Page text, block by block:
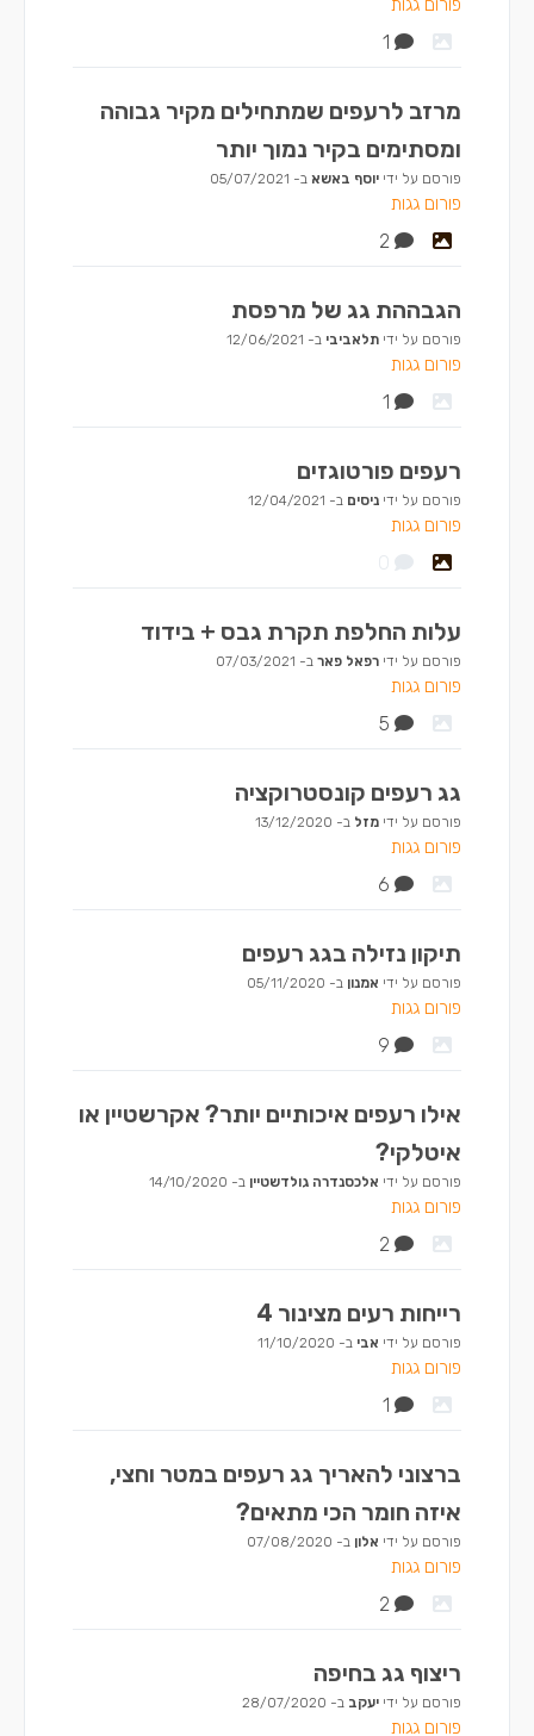
פורום גגות
1
מרזב לרעפים שמתחילים מקיר גבוהה
ומסתימים בקיר נמוך יותר
פורסם על ידי יוסף באשא ב- 05/07/2021
פורום גגות
2
הגבההת גג של מרפסת
פורסם על ידי תלאביבי ב- 12/06/2021
פורום גגות
1
רעפים פורטוגזים
פורסם על ידי ניסים ב- 12/04/2021
פורום גגות
0
עלות החלפת תקרת גבס + בידוד
פורסם על ידי רפאל פאר ב- 07/03/2021
פורום גגות
5
גג רעפים קונסטרוקציה
פורסם על ידי מזל ב- 13/12/2020
פורום גגות
6
תיקון נזילה בגג רעפים
פורסם על ידי אמנון ב- 05/11/2020
פורום גגות
9
אילו רעפים איכותיים יותר? אקרשטיין או
איטלקי?
פורסם על ידי אלכסנדרה גולדשטיין ב- 14/10/2020
פורום גגות
2
רייחות רעים מצינור 4
פורסם על ידי אבי ב- 11/10/2020
פורום גגות
1
ברצוני להאריך גג רעפים במטר וחצי,
איזה חומר הכי מתאים?
פורסם על ידי אלון ב- 07/08/2020
פורום גגות
2
ריצוף גג בחיפה
פורסם על ידי יעקב ב- 28/07/2020
פורום גגות